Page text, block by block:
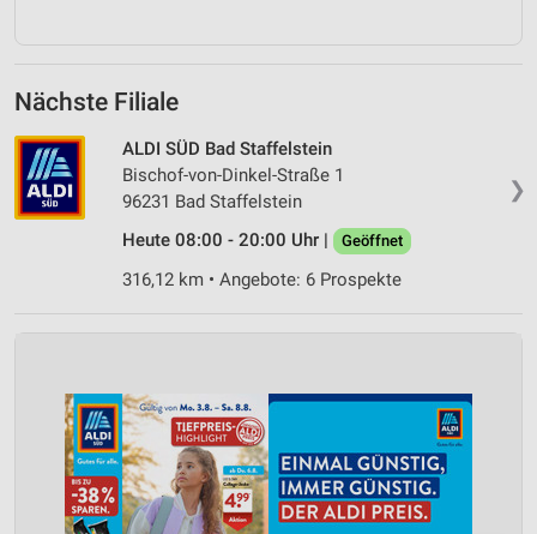
Nächste Filiale
❯
ALDI SÜD Bad Staffelstein
Bischof-von-Dinkel-Straße 1
96231 Bad Staffelstein
Heute 08:00 - 20:00 Uhr |
Geöffnet
316,12 km • Angebote: 6 Prospekte